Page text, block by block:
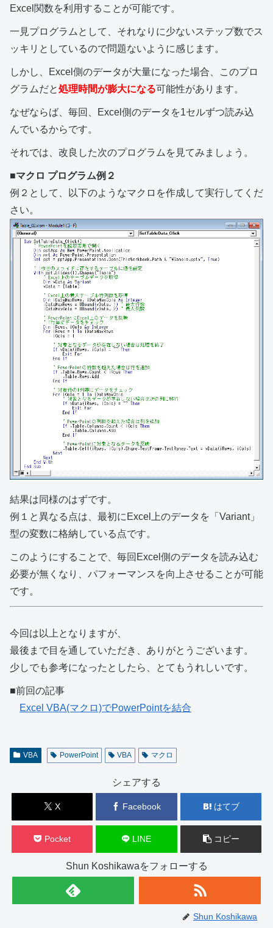
Excel関数を利用することが可能です。
一見プログラムとして、それなりに少ないステップ数でス
ッキリとしているので問題ないように感じます。
しかし、Excel側のデータが大量になった場合、このプロ
グラムだと処理時間が膨大になる可能性があります。
なぜならば、毎回、Excel側のデータを1セルずつ読み込
んでいるからです。
それでは、改良した次のプログラムを見てみましょう。
■マクロ プログラム例２
例２として、以下のようなマクロを作成して実行してくだ
さい。
結果は同様のはずです。
例１と異なる点は、最初にExcel上のデータを「Variant」
型の変数に格納している点です。
このようにすることで、毎回Excel側のデータを読み込む
必要が無くなり、パフォーマンスを向上させることが可能
です。
今回は以上となりますが、
最後まで目を通していただき、ありがとうございます。
少しでも参考になったとしたら、とてもうれしいです。
■前回の記事
Excel VBA(マクロ)でPowerPointを結合
VBA PowerPoint VBA マクロ
シェアする
X Facebook はてブ
Pocket LINE コピー
Shun Koshikawaをフォローする
Shun Koshikawa